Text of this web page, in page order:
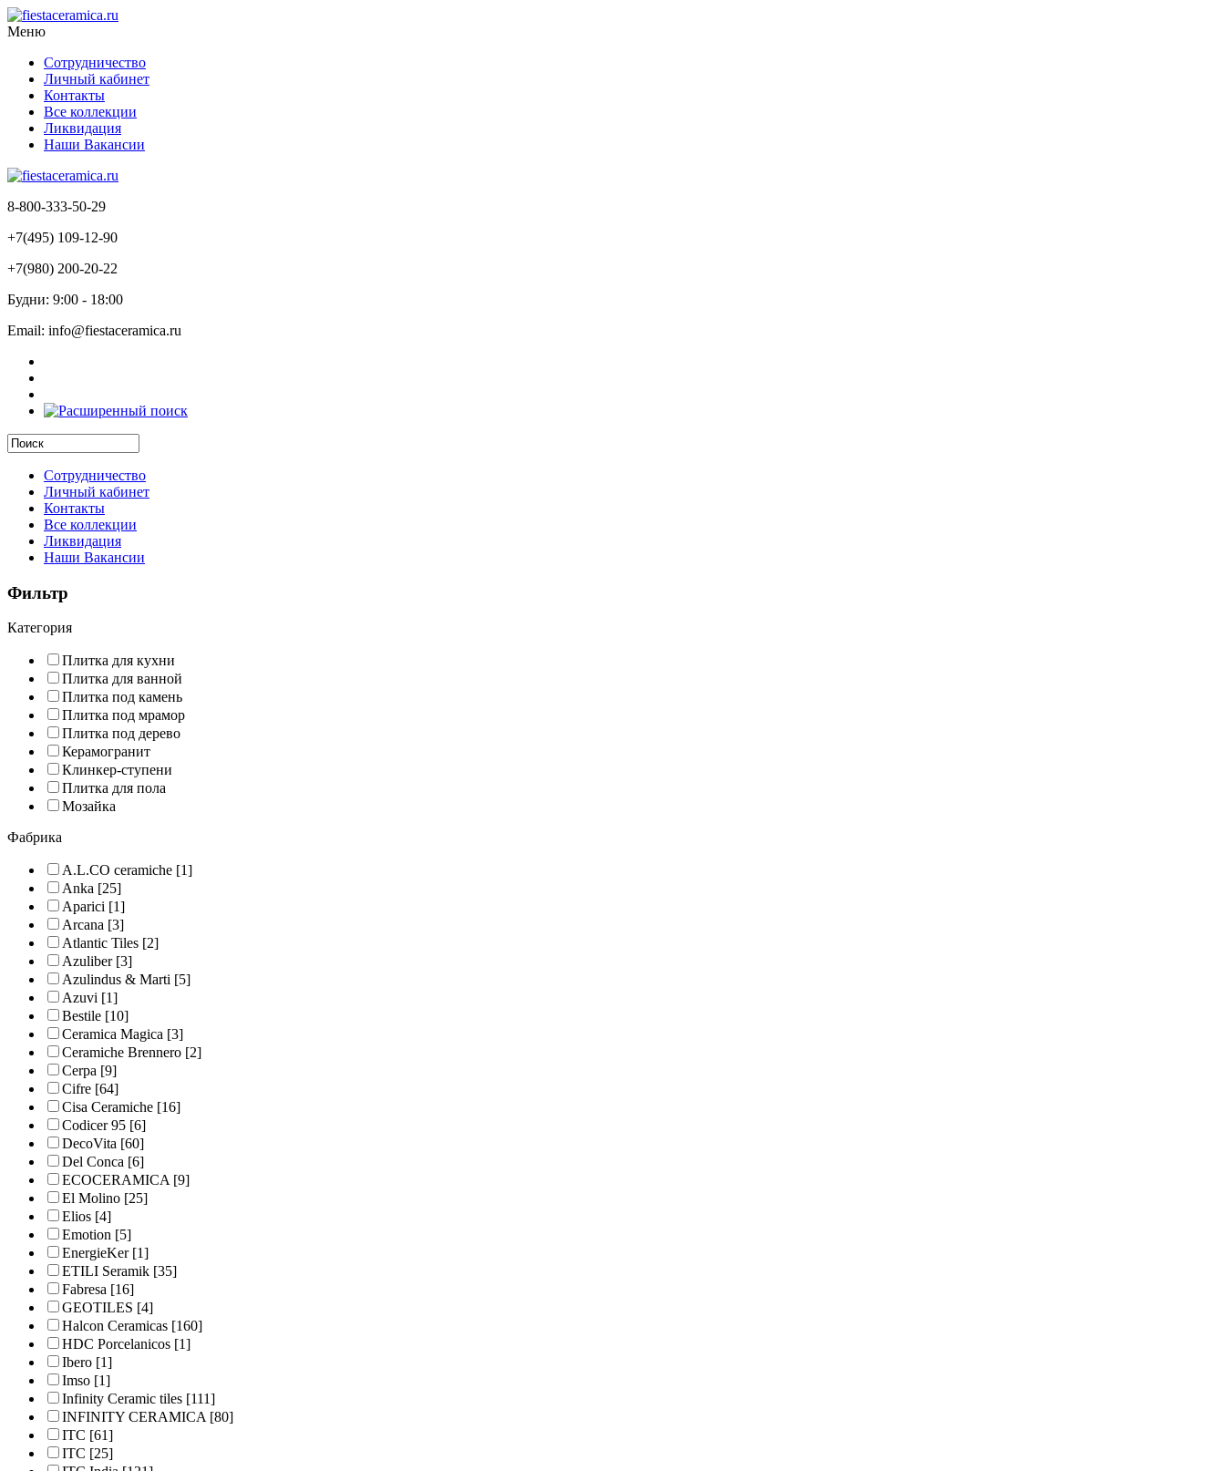
Меню
Сотрудничество
Личный кабинет
Контакты
Все коллекции
Ликвидация
Наши Вакансии
8-800-333-50-29
+7(495) 109-12-90
+7(980) 200-20-22
Будни: 9:00 - 18:00
Email: info@fiestaceramica.ru
Сотрудничество
Личный кабинет
Контакты
Все коллекции
Ликвидация
Наши Вакансии
Фильтр
Категория
Плитка для кухни
Плитка для ванной
Плитка под камень
Плитка под мрамор
Плитка под дерево
Керамогранит
Клинкер-ступени
Плитка для пола
Мозайка
Фабрика
A.L.CO ceramiche [1]
Anka [25]
Aparici [1]
Arcana [3]
Atlantic Tiles [2]
Azuliber[3]
Azulindus & Marti [5]
Azuvi [1]
Bestile [10]
Ceramica Magica [3]
Ceramiche Brennero [2]
Cerpa [9]
Cifre [64]
Cisa Ceramiche [16]
Codicer 95 [6]
DecoVita [60]
Del Conca [6]
ECOCERAMICA[9]
El Molino [25]
Elios [4]
Emotion [5]
EnergieKer[1]
ETILI Seramik [35]
Fabresa [16]
GEOTILES [4]
Halcon Ceramicas [160]
HDC Porcelanicos [1]
Ibero [1]
Imso [1]
Infinity Ceramic tiles [111]
INFINITY CERAMICA[80]
ITC [61]
ITC [25]